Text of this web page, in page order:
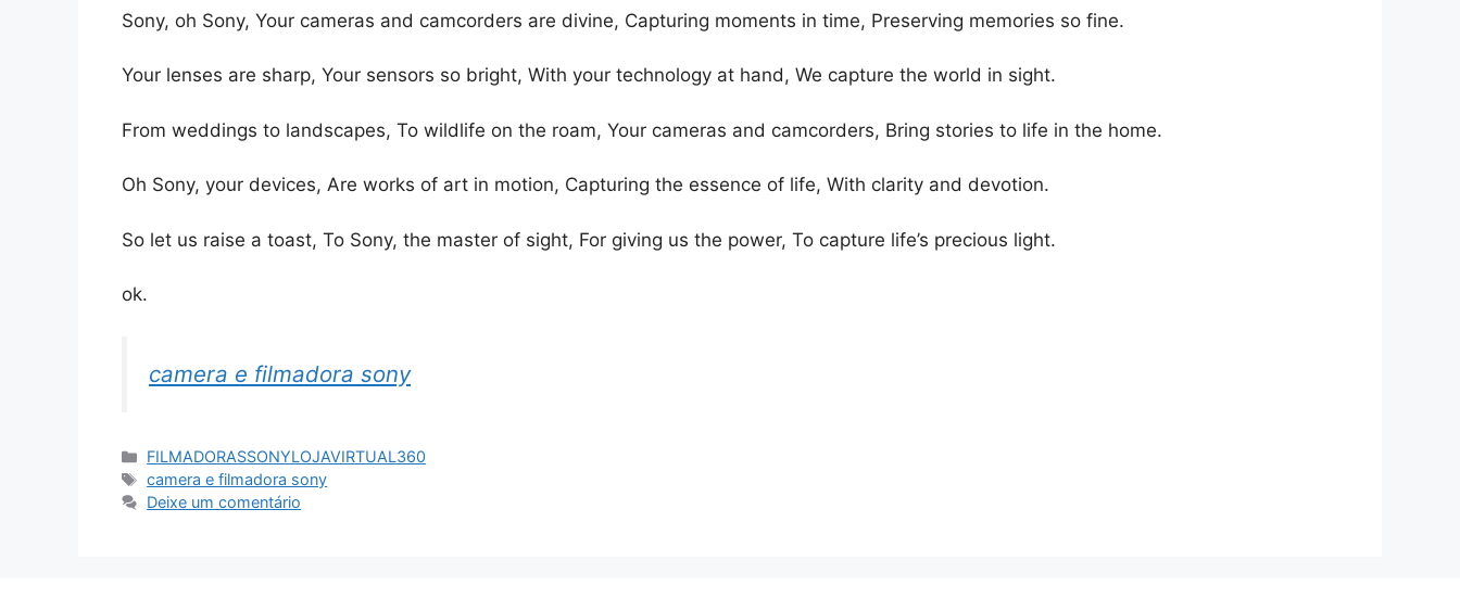
Sony, oh Sony, Your cameras and camcorders are divine, Capturing moments in time, Preserving memories so fine.
Your lenses are sharp, Your sensors so bright, With your technology at hand, We capture the world in sight.
From weddings to landscapes, To wildlife on the roam, Your cameras and camcorders, Bring stories to life in the home.
Oh Sony, your devices, Are works of art in motion, Capturing the essence of life, With clarity and devotion.
So let us raise a toast, To Sony, the master of sight, For giving us the power, To capture life’s precious light.
ok.
camera e filmadora sony
Categorias
FILMADORASSONYLOJAVIRTUAL360
Tags
camera e filmadora sony
Deixe um comentário